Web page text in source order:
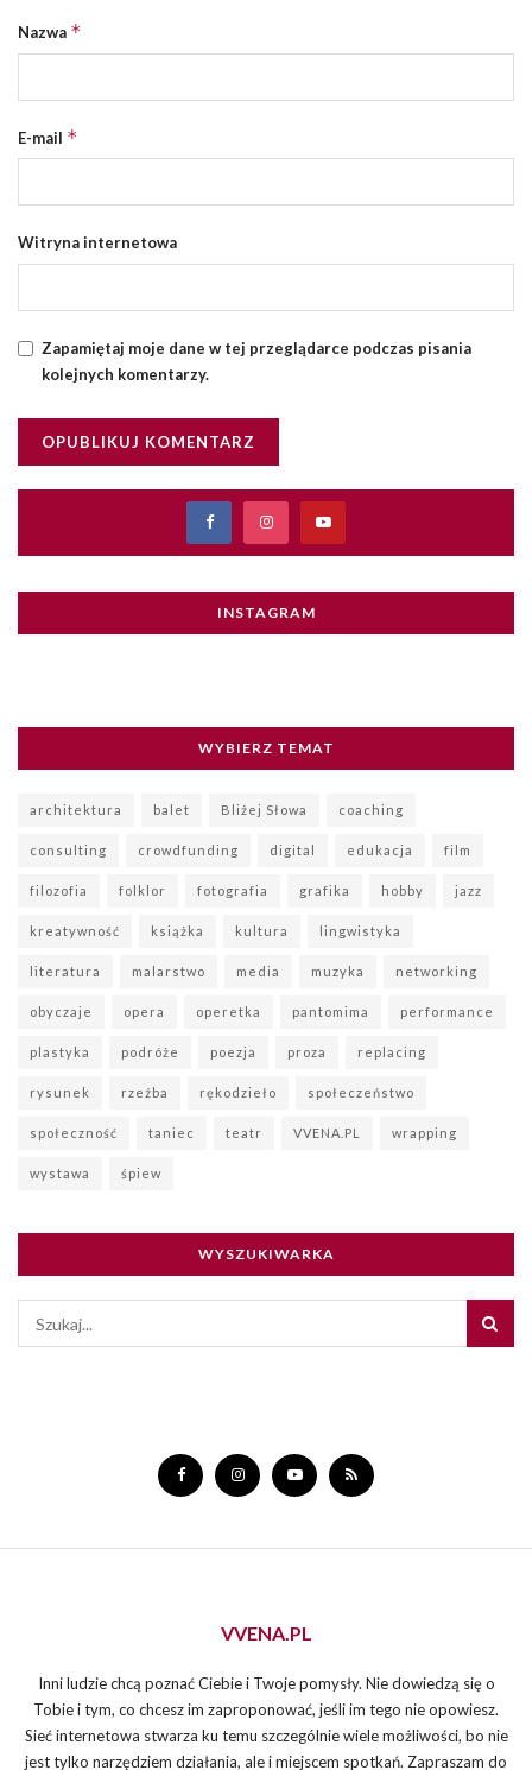
Nazwa *
E-mail *
Witryna internetowa
Zapamiętaj moje dane w tej przeglądarce podczas pisania
kolejnych komentarzy.
INSTAGRAM
WYBIERZ TEMAT
architektura balet Bliżej Słowa coaching
consulting crowdfunding digital edukacja film
filozofia folklor fotografia grafika hobby jazz
kreatywność książka kultura lingwistyka
literatura malarstwo media muzyka networking
obyczaje opera operetka pantomima performance
plastyka podróże poezja proza replacing
rysunek rzeźba rękodzieło społeczeństwo
społeczność taniec teatr VVENA.PL wrapping
wystawa śpiew
WYSZUKIWARKA
VVENA.PL
Inni ludzie chcą poznać Ciebie i Twoje pomysły. Nie dowiedzą się o
Tobie i tym, co chcesz im zaproponować, jeśli im tego nie opowiesz.
Sieć internetowa stwarza ku temu szczególnie wiele możliwości, bo nie
jest tylko narzędziem działania, ale i miejscem spotkań. Zapraszam do